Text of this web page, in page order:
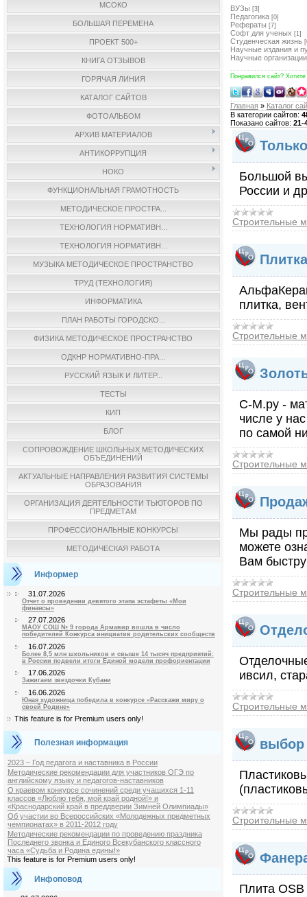
МСОКО
БОЛЬШАЯ ПЕРЕМЕНА
ПРОЕКТ 500+
КНИГА ОТЗЫВОВ
ГОРЯЧАЯ ЛИНИЯ
КАТАЛОГ САЙТОВ
ФОТОАЛЬБОМ
АРХИВ МАТЕРИАЛОВ
АНТИКОРРУПЦИЯ
НОКО
ФУНКЦИОНАЛЬНАЯ ГРАМОТНОСТЬ
МЕТОДИЧЕСКОЕ ПРОСТРА...
ТЕХНОЛОГИЯ НОРМАТИВН...
ТЕХНОЛОГИЯ НОРМАТИВН...
МУЗЫКА МЕТОДИЧЕСКОЕ ПРОСТРАНСТВО
ТРУД (ТЕХНОЛОГИЯ)
ИНФОРМАТИКА
ПЛАН РАБОТЫ ГОРОДСКО...
ФИЗИКА МЕТОДИЧЕСКОЕ ПРОСТРАНСТВО
ОДКНР НОРМАТИВНО-ПРА...
РУССКИЙ ЯЗЫК И ЛИТЕР...
ТЕСТЫ
КИП
БЛОГ
СОПРОВОЖДЕНИЕ ШКОЛЬНЫХ МЕТОДИЧЕСКИХ
ОБЪЕДИНЕНИЙ
АКТУАЛЬНЫЕ НАПРАВЛЕНИЯ РАЗВИТИЯ СИСТЕМЫ
ОБРАЗОВАНИЯ
ОРГАНИЗАЦИЯ ДЕЯТЕЛЬНОСТИ ТЬЮТОРОВ ПО
ПРЕДМЕТАМ
ПРОФЕССИОНАЛЬНЫЕ КОНКУРСЫ
МЕТОДИЧЕСКАЯ РАБОТА
Информер
31.07.2026
Отчет о проведении девятого этапа эстафеты «Мои
финансы»
27.07.2026
МАОУ СОШ № 9 города Армавир вошла в число
победителей Конкурса инициатив родительских сообществ
16.07.2026
Более 8,5 млн школьников и свыше 14 тысяч предприятий:
в России подвели итоги Единой модели профориентации
17.06.2026
Зажигаем звездочки Кубани
16.06.2026
Юная художница победила в конкурсе «Расскажи миру о
своей Родине»
This feature is for Premium users only!
Полезная информация
2023 – Год педагога и наставника в России
Методические рекомендации для участников ОГЭ по
английскому языку и педагогов-наставников
О краевом конкурсе сочинений среди учащихся 1-11
классов «Люблю тебя, мой край родной!» и
«Краснодарский край в преддверии Зимней Олимпиады»
Об участии во Всероссийских «Молодежных предметных
чемпионатах» в 2011-2012 году
Методические рекомендации по проведению праздника
Последнего звонка и Единого Всекубанского классного
часа «Судьба и Родина едины!»
This feature is for Premium users only!
Инфоповод
ВУЗы [3]
Педагогика [0]
Рефераты [7]
Софт для ученых [1]
Студенческая жизнь
Научные издания и
Научные организации
Понравился сайт?
Главная » Каталог
В категории сайтов:
Показано сайтов: 21-
Большой
России и
Строительные
плитка,
Строительные
C-М.ру -
числе у
по самой
Строительные
Мы рады
можете
Вам
Строительные
ивсил,
Строительные
выбор
Строительные
Плита